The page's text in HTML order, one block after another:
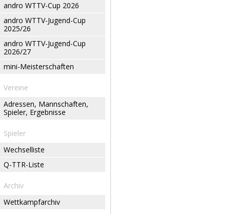
andro WTTV-Cup 2026
andro WTTV-Jugend-Cup
2025/26
andro WTTV-Jugend-Cup
2026/27
mini-Meisterschaften
Vereine
Adressen, Mannschaften,
Spieler, Ergebnisse
Spieler
Wechselliste
Q-TTR-Liste
Archiv
Wettkampfarchiv